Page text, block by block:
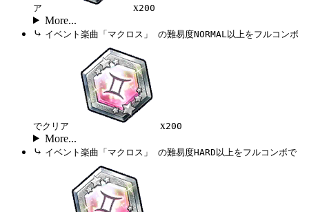
ア x200
More...
⤷ イベント楽曲「マクロス」 の難易度NORMAL以上をフルコンボ
でクリア x200
More...
⤷ イベント楽曲「マクロス」 の難易度HARD以上をフルコンボで